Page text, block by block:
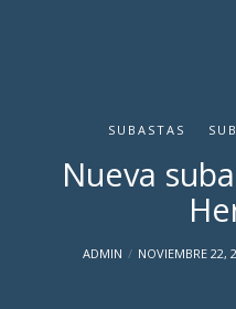
SUBASTAS
Nueva
ADMIN NOVIEMBRE 22,